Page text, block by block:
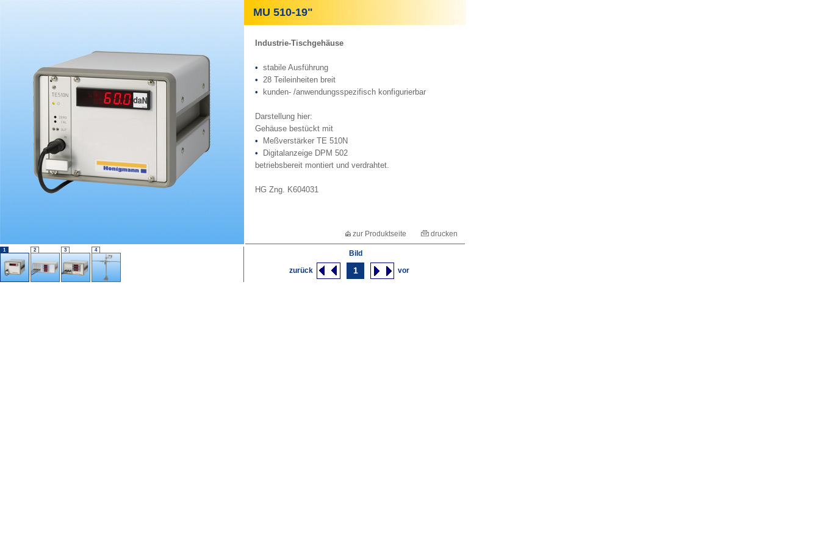
MU 510-19"
Industrie-Tischgehäuse
• stabile Ausführung
• 28 Teileinheiten breit
•
kunden- /anwendungsspezifisch konfigurierbar
Darstellung hier:
Gehäuse bestückt mit
•
Meßverstärker TE 510N
•
Digitalanzeige DPM 502
betriebsbereit montiert und verdrahtet.
HG Zng. K604031
zur Produktseite drucken
1 2 3 4
Bild
zurück
1 vor